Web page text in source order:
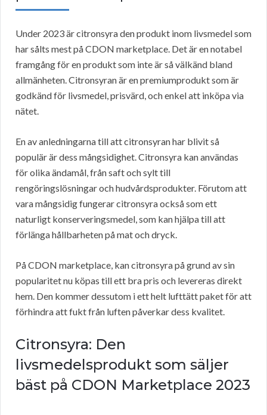
Under 2023 är citronsyra den produkt inom livsmedel som
har sålts mest på CDON marketplace. Det är en notabel
framgång för en produkt som inte är så välkänd bland
allmänheten. Citronsyran är en premiumprodukt som är
godkänd för livsmedel, prisvärd, och enkel att inköpa via
nätet.
En av anledningarna till att citronsyran har blivit så
populär är dess mångsidighet. Citronsyra kan användas
för olika ändamål, från saft och sylt till
rengöringslösningar och hudvårdsprodukter. Förutom att
vara mångsidig fungerar citronsyra också som ett
naturligt konserveringsmedel, som kan hjälpa till att
förlänga hållbarheten på mat och dryck.
På CDON marketplace, kan citronsyra på grund av sin
popularitet nu köpas till ett bra pris och levereras direkt
hem. Den kommer dessutom i ett helt lufttätt paket för att
förhindra att fukt från luften påverkar dess kvalitet.
Citronsyra: Den
livsmedelsprodukt som säljer
bäst på CDON Marketplace 2023